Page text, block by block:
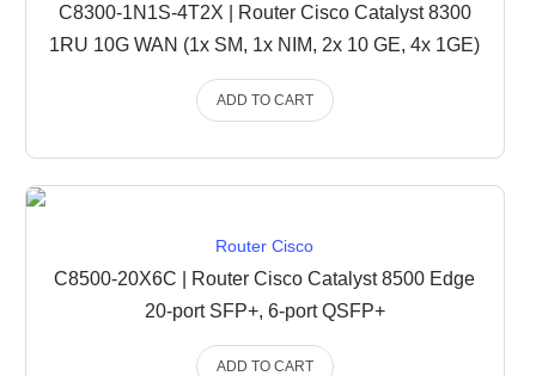
C8300-1N1S-4T2X | Router Cisco Catalyst 8300
1RU 10G WAN (1x SM, 1x NIM, 2x 10 GE, 4x 1GE)
ADD TO CART
Router Cisco
C8500-20X6C | Router Cisco Catalyst 8500 Edge
20-port SFP+, 6-port QSFP+
ADD TO CART